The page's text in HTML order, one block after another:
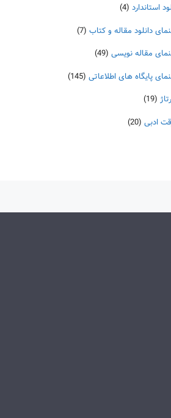
استاندارد (4)
دانلود مقاله و کتاب (7)
مقاله نویسی (49)
پایگاه های اطلاعاتی (145)
(19)
ادبی (20)